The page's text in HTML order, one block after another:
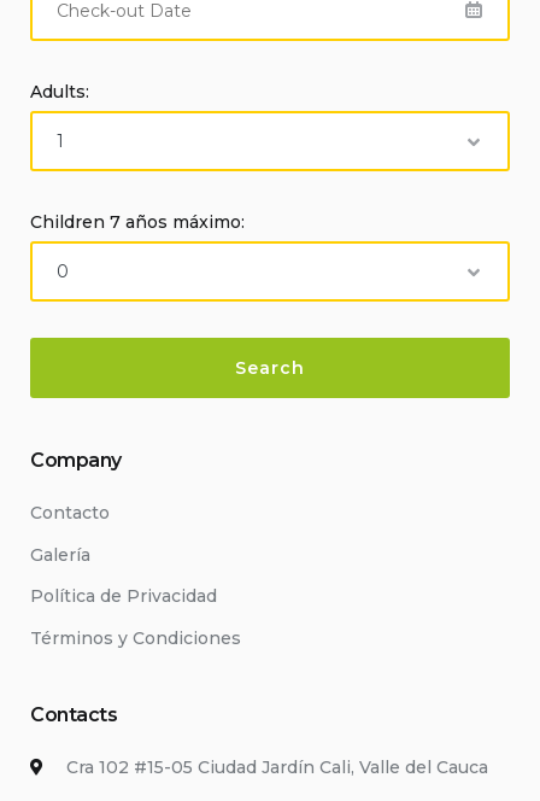
Adults:
Children 7 años máximo:
Company
Contacto
Galería
Política de Privacidad
Términos y Condiciones
Contacts
Cra 102 #15-05 Ciudad Jardín Cali, Valle del Cauca